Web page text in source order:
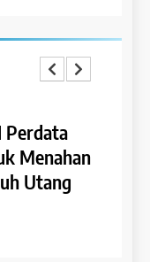
Penjelasan
Tentang
dan